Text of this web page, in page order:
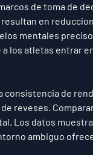
de toma de
en
mentales
los atletas entrar
consistencia de
reveses.
Los datos
ambiguo